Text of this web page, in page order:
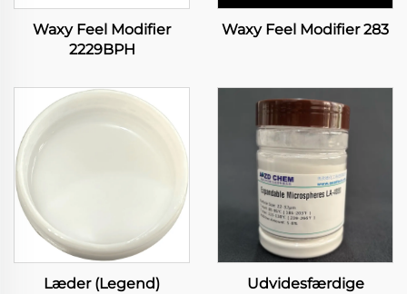
Waxy Feel Modifier
2229BPH
Waxy Feel Modifier 283
Læder (Legend)
Udvidesfærdige